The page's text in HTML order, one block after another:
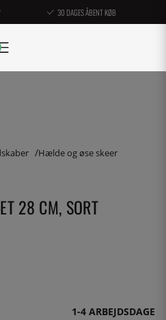
30 DAGES ÅBENT KØB
Hælde og øse skeer
28 CM, SORT
1-4 ARBEJDSDAGE